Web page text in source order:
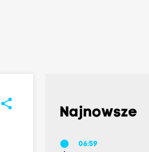
share
Najnowsze
06:59